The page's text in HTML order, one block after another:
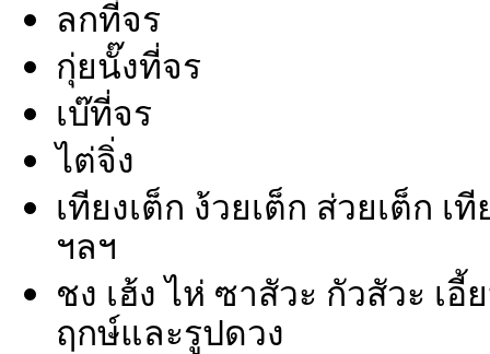
ลกที่จร
กุ่ยนั๊งที่จร
เบ๊ที่จร
ไต่จิ่ง
เทียงเต็ก ง้วยเต็ก ส่วยเต็ก เ
ฯลฯ
ชง เฮ้ง ไห่ ซาสัวะ กัวสัวะ เ
ฤกษ์และรูปดวง